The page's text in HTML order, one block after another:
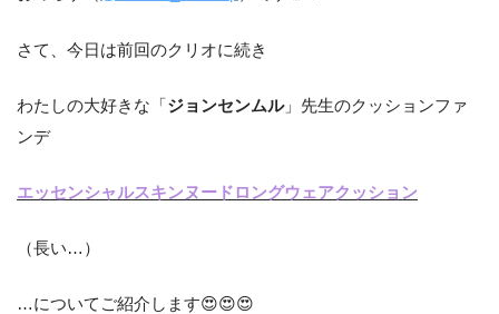
さて、今日は前回のクリオに続き
わたしの大好きな「ジョンセンムル」先生のクッションファ
ンデ
エッセンシャルスキンヌードロングウェアクッション
（長い…）
…についてご紹介します😍😍😍